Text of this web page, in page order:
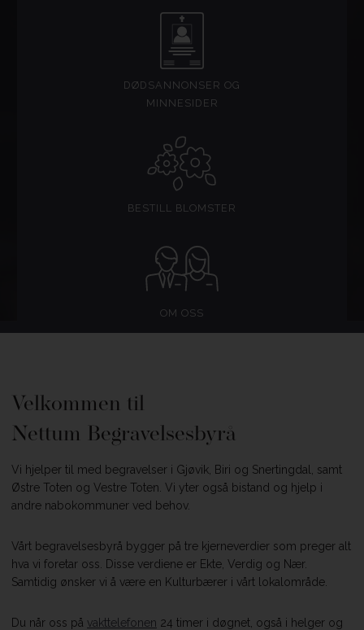
DØDSANNONSER OG
MINNESIDER
BESTILL BLOMSTER
OM OSS
Velkommen til
Nettum Begravelsesbyrå
Vi hjelper til med begravelser i Gjøvik, Biri og Snertingdal, samt
Østre Toten og Vestre Toten. Vi yter også bistand og hjelp i
andre nabokommuner ved behov.
Vårt begravelsesbyrå bygger på tre kjerneverdier som preger alt
hva vi foretar oss. Disse verdiene er Ekte, Verdig og Nær.
Samtidig ønsker vi å være en Kulturbærer i vårt lokalområde.
Du når oss på vakttelefonen 24 timer i døgnet, også i helger og